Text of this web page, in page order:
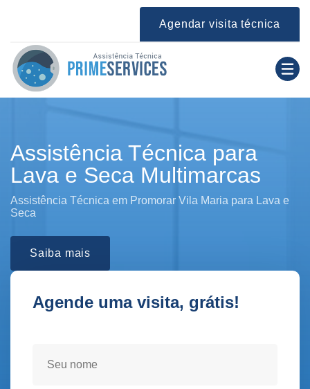
Agendar visita técnica
Assistência Técnica para
Lava e Seca Multimarcas
Assistência Técnica em Promorar Vila Maria para Lava e
Seca
Saiba mais
Agende uma visita, grátis!